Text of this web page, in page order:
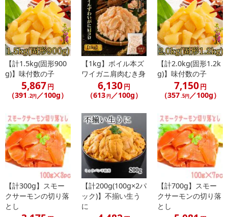
【計1.5kg(固形900
g)】味付数の子
5,867円
（391 .2円 ／100g）
【1kg】ボイル本ズ
ワイガニ肩肉むき身
6,130円
（613 円／100g）
【計2.0kg(固形1.2k
g)】味付数の子
7,150円
（357.5円／100g）
【計300g】スモー
クサーモンの切り落
とし
【計200g(100g×2パ
ック)】不揃い生う
に
【計700g】スモー
クサーモンの切り落
とし